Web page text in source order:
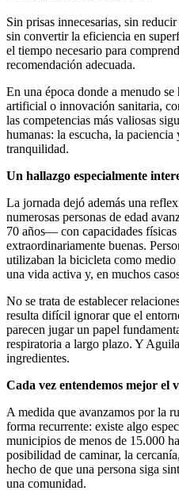
Sin prisas innecesarias, sin
sin convertir la eficiencia en
el tiempo necesario para
recomendación adecuada.
En una época donde a menudo
artificial o innovación sanitaria,
las competencias más valiosas
humanas: la escucha, la
tranquilidad.
Un hallazgo especialmente
La jornada dejó además una
numerosas personas de edad
70 años— con capacidades
extraordinariamente buenas.
utilizaban la bicicleta como medio
una vida activa y, en muchos
No se trata de establecer
resulta difícil ignorar que el
parecen jugar un papel
respiratoria a largo plazo. Y
ingredientes.
Cada vez entendemos mejor el
A medida que avanzamos por la
forma recurrente: existe algo
municipios de menos de 15.000
posibilidad de caminar, la
hecho de que una persona siga
una comunidad.